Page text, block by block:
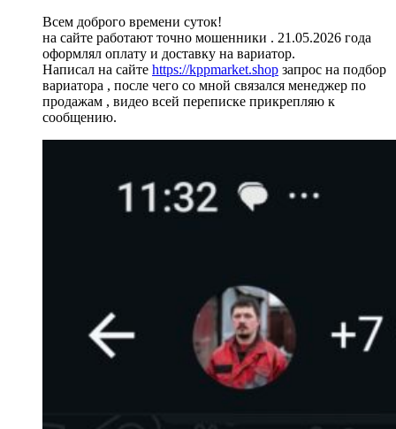
Всем доброго времени суток!
на сайте работают точно мошенники . 21.05.2026 года
оформлял оплату и доставку на вариатор.
Написал на сайте https://kppmarket.shop запрос на подбор
вариатора , после чего со мной связался менеджер по
продажам , видео всей переписке прикрепляю к
сообщению.